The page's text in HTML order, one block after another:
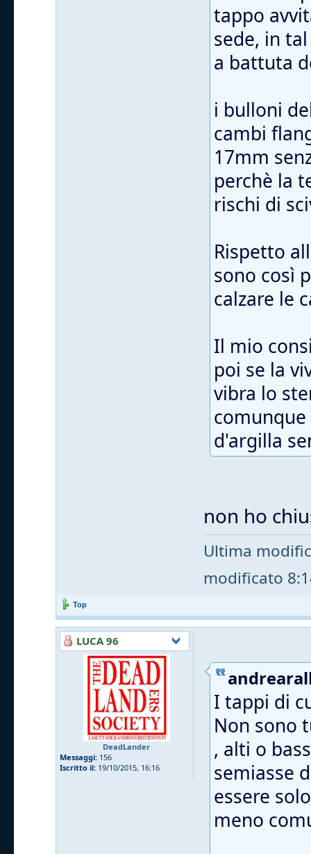
tappo
sede, in
a battuta
i bulloni
cambi
17mm
perchè la
rischi di
Rispetto
sono così
calzare le
Il mio
poi se la
vibra lo
d'argilla
non ho
Ultima
modificato
Top
LUCA 96
DeadLander
Messaggi: 156
Iscritto il: 19/10/2015, 16:16
I tappi di
Non sono
, alti o
semiasse
essere
meno